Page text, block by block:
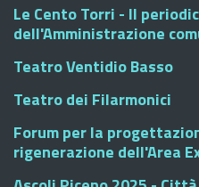
Le Cento Torri - Il
dell'Amministrazione
Teatro Ventidio Basso
Teatro dei Filarmonici
Forum per la
rigenerazione dell'Area Ex